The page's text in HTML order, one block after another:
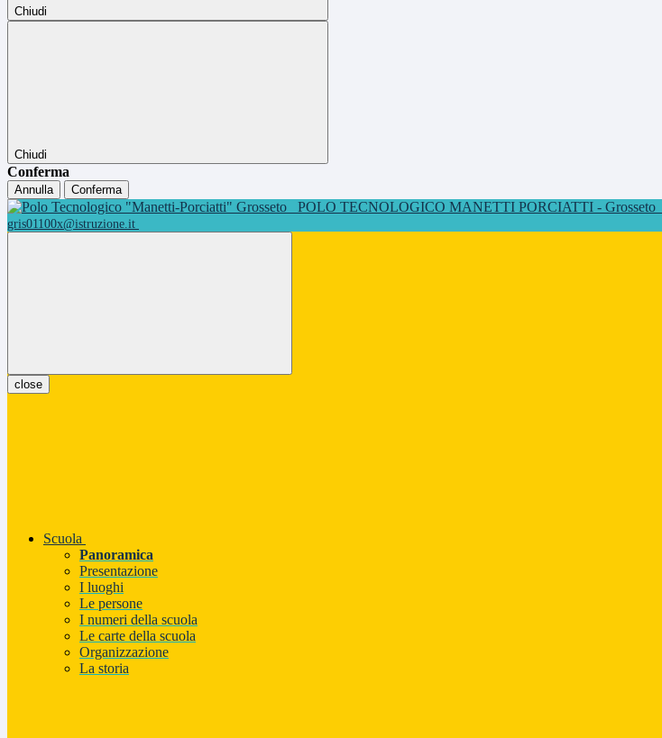
Chiudi
Chiudi
Conferma
Annulla Conferma
POLO TECNOLOGICO MANETTI PORCIATTI - Grosseto
gris01100x@istruzione.it
close
Scuola
Panoramica
Presentazione
I luoghi
Le persone
I numeri della scuola
Le carte della scuola
Organizzazione
La storia